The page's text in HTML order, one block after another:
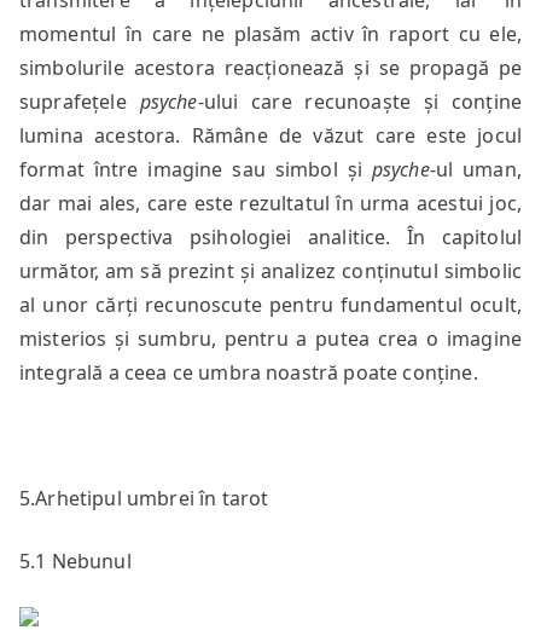
momentul în care ne plasăm activ în raport cu ele,
simbolurile acestora reacționează și se propagă pe
suprafețele psyche-ului care recunoaște și conține
lumina acestora. Rămâne de văzut care este jocul
format între imagine sau simbol și psyche-ul uman,
dar mai ales, care este rezultatul în urma acestui joc,
din perspectiva psihologiei analitice. În capitolul
următor, am să prezint și analizez conținutul simbolic
al unor cărți recunoscute pentru fundamentul ocult,
misterios și sumbru, pentru a putea crea o imagine
integrală a ceea ce umbra noastră poate conține.
5.Arhetipul umbrei în tarot
5.1 Nebunul